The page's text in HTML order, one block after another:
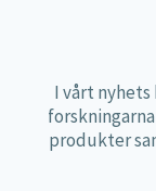
Vitamin B12
Folsyra
Biotin
I vårt nyhets
produkter